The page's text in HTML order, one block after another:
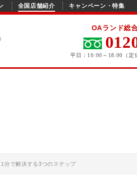
全国店舗紹介 キャンペーン・特集
OAランド総
平日：10:00～18:00（定
分で解決する3つのステップ